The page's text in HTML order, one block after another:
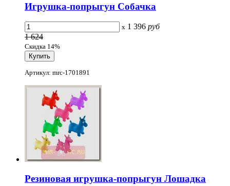
Игрушка-попрыгун Собачка
x 1 396 руб
1 624
Скидка 14%
Артикул: mrc-1701891
Резиновая игрушка-попрыгун Лошадка